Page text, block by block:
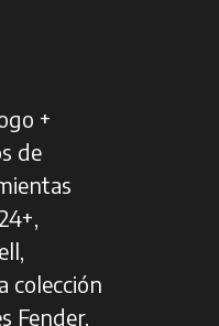
+
de
colección
Fender,